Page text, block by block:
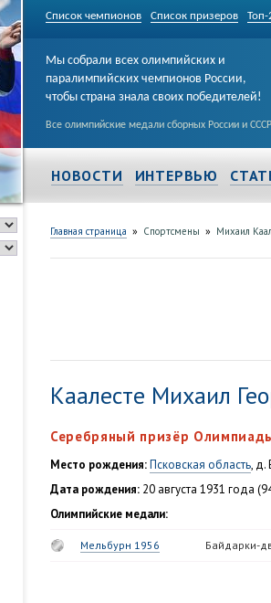
Список чемпионов Список призеров Топ-
Мы собрали всех олимпийских и
паралимпийских чемпионов России,
чтобы страна знала своих победителей!
Все олимпийские медали сборных России и СССР
НОВОСТИ ИНТЕРВЬЮ
Главная страница » Спортсмены » Михаил
Каалесте Михаил
Серебряный призёр
Место рождения:Псковская область, д.
Дата рождения: 20 августа 1931 года
Олимпийские медали:
Мельбурн 1956 Байдарки-